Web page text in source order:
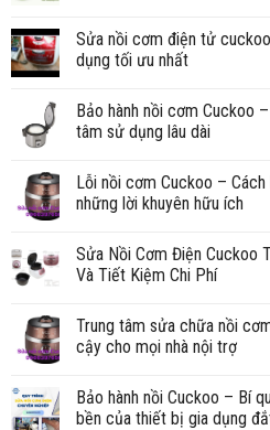
Sửa nồi cơm điện tử
dụng tối ưu nhất
Bảo hành nồi cơm Cuckoo
tâm sử dụng lâu dài
Lỗi nồi cơm Cuckoo –
những lời khuyên hữu ích
Sửa Nồi Cơm Điện Cuckoo
Và Tiết Kiệm Chi Phí
Trung tâm sửa chữa nồi
cậy cho mọi nhà nội trợ
Bảo hành nồi Cuckoo – Bí
bền của thiết bị gia dụng